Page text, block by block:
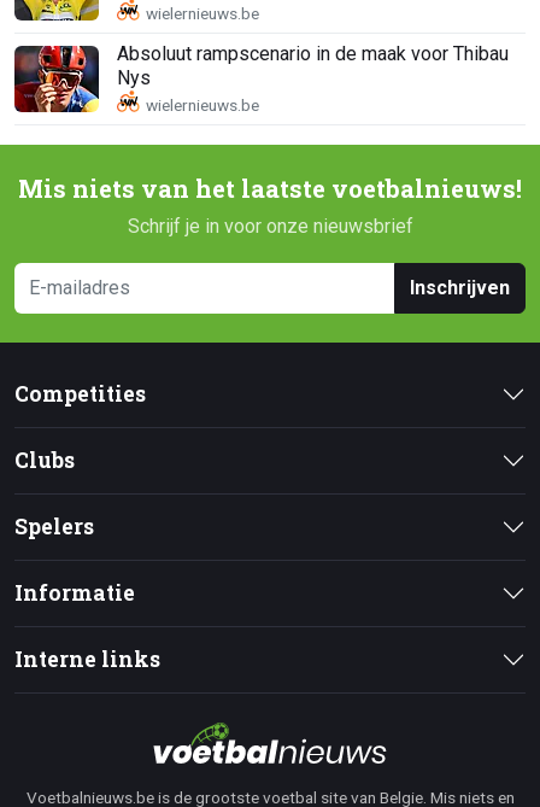
Absoluut rampscenario in de maak voor Thibau
Nys
Mis niets van het laatste voetbalnieuws!
Schrijf je in voor onze nieuwsbrief
Inschrijven
Competities
Clubs
Spelers
Informatie
Interne links
Voetbalnieuws.be is de grootste voetbal site van Belgie. Mis niets en